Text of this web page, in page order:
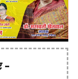
-